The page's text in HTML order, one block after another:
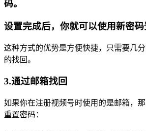
码。
设置完成后，你就可以使用新密码
这种方式的优势是方便快捷，只需要几
的找回。
3.通过邮箱找回
如果你在注册视频号时使用的是邮箱，
重置密码：